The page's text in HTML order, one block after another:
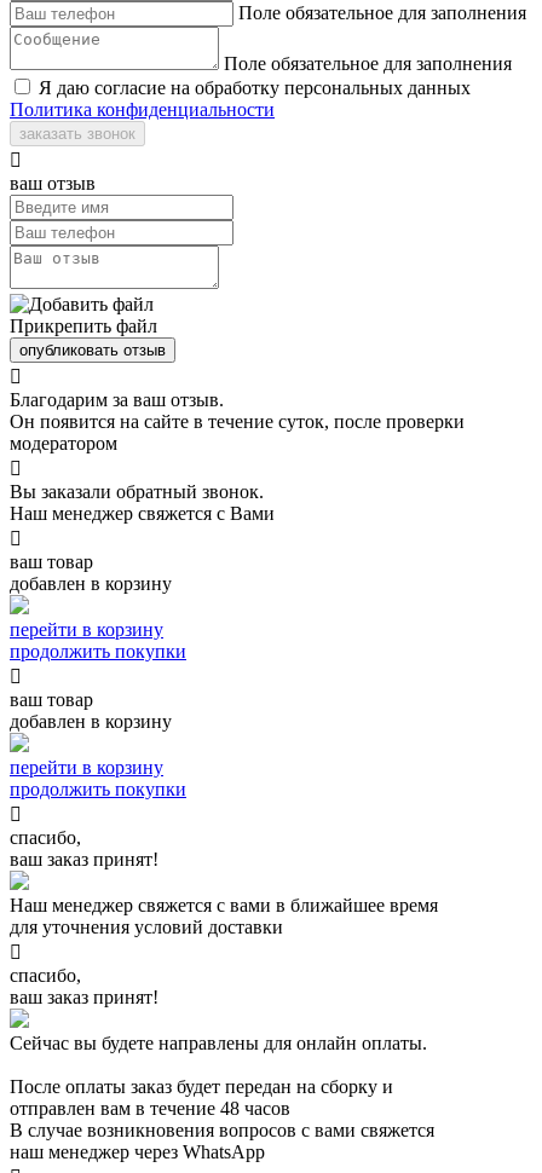
Поле обязательное для заполнения
Поле обязательное для заполнения
Я даю согласие на обработку персональных данных
Политика конфиденциальности
заказать звонок

ваш отзыв
Прикрепить файл
опубликовать отзыв

Благодарим за ваш отзыв.
Он появится на сайте в течение суток, после проверки
модератором

Вы заказали обратный звонок.
Наш менеджер свяжется с Вами

ваш товар
добавлен в корзину
перейти в корзину
продолжить покупки

ваш товар
добавлен в корзину
перейти в корзину
продолжить покупки

спасибо,
ваш заказ принят!
Наш менеджер свяжется с вами в ближайшее время
для уточнения условий доставки

спасибо,
ваш заказ принят!
Сейчас вы будете направлены для онлайн оплаты.
После оплаты заказ будет передан на сборку и
отправлен вам в течение 48 часов
В случае возникновения вопросов с вами свяжется
наш менеджер через WhatsApp